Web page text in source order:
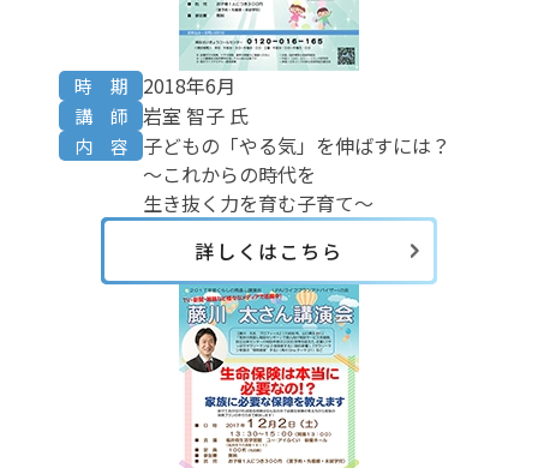
時 期 2018年6月
講 師 岩室 智子 氏
内 容
子どもの「やる気」を伸ばすには？
〜これからの時代を
生き抜く力を育む子育て〜
詳しくはこちら